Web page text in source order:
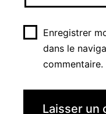
Enregistrer
dans le
commentaire.